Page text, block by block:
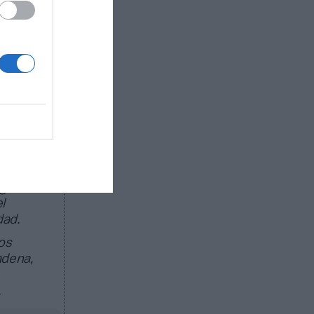
Informe
forma
de